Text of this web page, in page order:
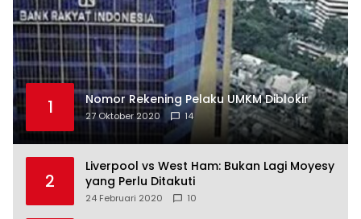
1 Nomor Rekening Pelaku UMKM Diblokir
27 Oktober 2020 14
2
Liverpool vs West Ham: Bukan Lagi Moyesy
yang Perlu Ditakuti
24 Februari 2020 10